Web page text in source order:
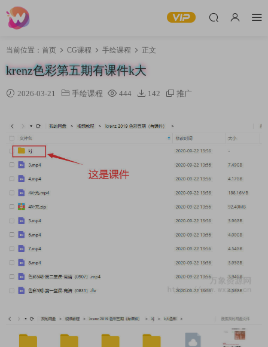
当前位置： 首页 CG课程 手绘课程 正文
krenz色彩第五期有课件k大
2026-03-21 手绘课程 444 142 推广